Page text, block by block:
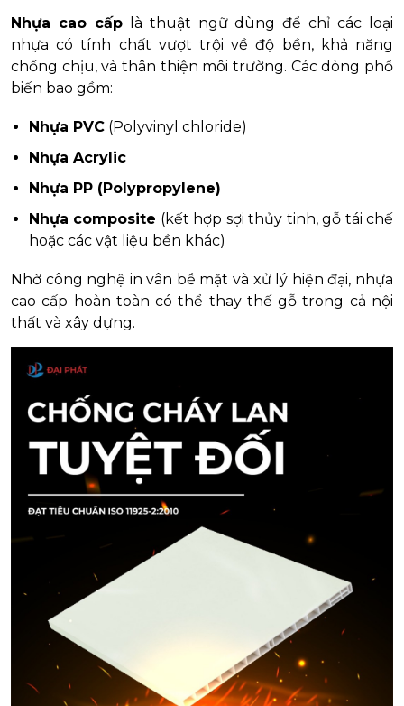
Nhựa cao cấplà thuật ngữ dùng để chỉ các loại
nhựa có tính chất vượt trội về độ bền, khả năng
chống chịu, và thân thiện môi trường. Các dòng phổ
biến bao gồm:
Nhựa PVC (Polyvinyl chloride)
Nhựa Acrylic
Nhựa PP (Polypropylene)
Nhựa composite (kết hợp sợi thủy tinh, gỗ tái chế
hoặc các vật liệu bền khác)
Nhờ công nghệ in vân bề mặt và xử lý hiện đại, nhựa
cao cấp hoàn toàn có thể thay thế gỗ trong cả nội
thất và xây dựng.